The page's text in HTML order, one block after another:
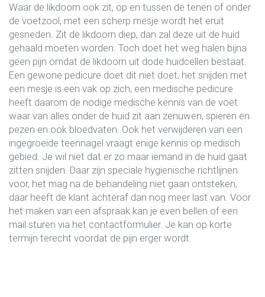
Waar de likdoorn ook zit, op en tussen de tenen of onder
de voetzool, met een scherp mesje wordt het eruit
gesneden. Zit de likdoorn diep, dan zal deze uit de huid
gehaald moeten worden. Toch doet het weg halen bijna
geen pijn omdat de likdoorn uit dode huidcellen bestaat.
Een gewone pedicure doet dit niet doet, het snijden met
een mesje is een vak op zich, een medische pedicure
heeft daarom de nodige medische kennis van de voet
waar van alles onder de huid zit aan zenuwen, spieren en
pezen en ook bloedvaten. Ook het verwijderen van een
ingegroeide teennagel vraagt enige kennis op medisch
gebied. Je wil niet dat er zo maar iemand in de huid gaat
zitten snijden. Daar zijn speciale hygienische richtlijnen
voor, het mag na de behandeling niet gaan ontsteken,
daar heeft de klant achteraf dan nog meer last van. Voor
het maken van een afspraak kan je even bellen of een
mail sturen via het contactformulier. Je kan op korte
termijn terecht voordat de pijn erger wordt.